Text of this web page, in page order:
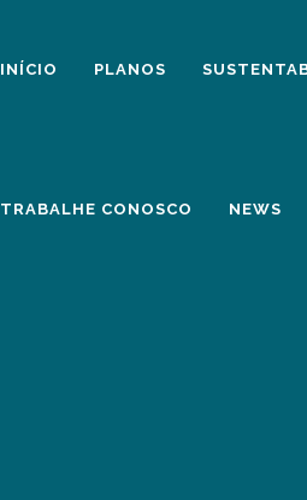
INÍCIO PLANOS
TRABALHE CONOSCO NEWS